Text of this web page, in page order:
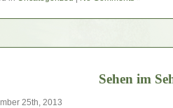
Sehen im
25th, 2013